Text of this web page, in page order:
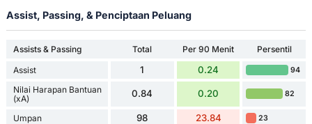
Assist, Passing, & Penciptaan Peluang
Assists & Passing Total Per 90 Menit
Persentil
Assist
1 0.24 94
Nilai Harapan Bantuan
(xA)
0.84 0.20 82
Umpan 98 23.84 23